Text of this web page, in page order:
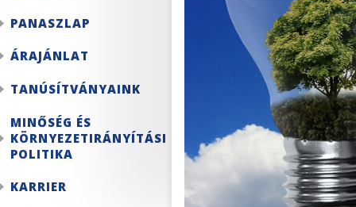
PANASZLAP
ÁRAJÁNLAT
TANÚSÍTVÁNYAINK
MINŐSÉG ÉS
KÖRNYEZETIRÁNYÍTÁSI
POLITIKA
KARRIER